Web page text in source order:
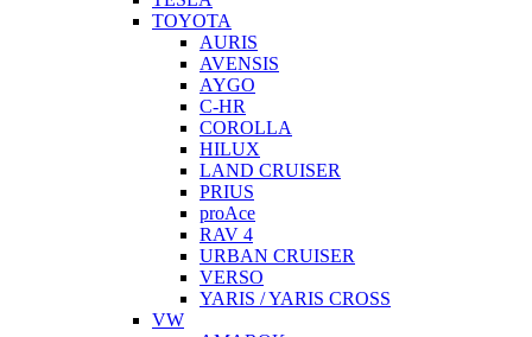
TOYOTA
AURIS
AVENSIS
AYGO
C-HR
COROLLA
HILUX
LAND CRUISER
PRIUS
proAce
RAV 4
URBAN CRUISER
VERSO
YARIS / YARIS CROSS
VW